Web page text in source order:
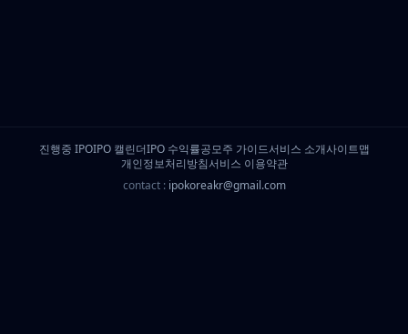
진행중 IPOIPO 캘린더IPO 수익률공모주 가이드서비스 소개사이트맵
개인정보처리방침서비스 이용약관
contact : ipokoreakr@gmail.com